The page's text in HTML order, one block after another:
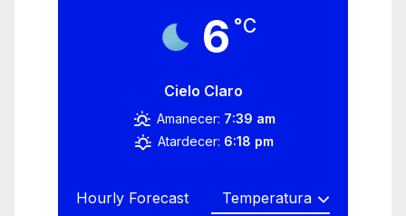
6 °C
Cielo Claro
Amanecer: 7:39 am
Atardecer: 6:18 pm
Hourly Forecast